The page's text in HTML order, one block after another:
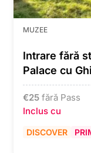
MUZEE
Intrare fără
Palace cu
€25 fără Pass
Inclus cu
DISCOVER